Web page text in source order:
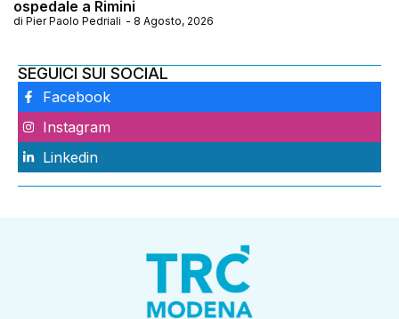
ospedale a Rimini
di Pier Paolo Pedriali - 8 Agosto, 2026
SEGUICI SUI SOCIAL
Facebook
Instagram
Linkedin